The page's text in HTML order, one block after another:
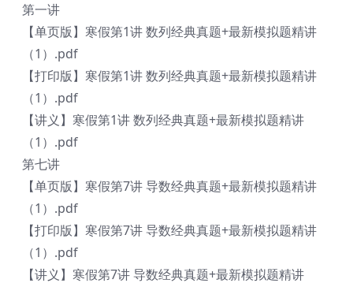
第一讲
【单页版】寒假第1讲 数列经典真题+最新模拟题精讲
（1）.pdf
【打印版】寒假第1讲 数列经典真题+最新模拟题精讲
（1）.pdf
【讲义】寒假第1讲 数列经典真题+最新模拟题精讲
（1）.pdf
第七讲
【单页版】寒假第7讲 导数经典真题+最新模拟题精讲
（1）.pdf
【打印版】寒假第7讲 导数经典真题+最新模拟题精讲
（1）.pdf
【讲义】寒假第7讲 导数经典真题+最新模拟题精讲